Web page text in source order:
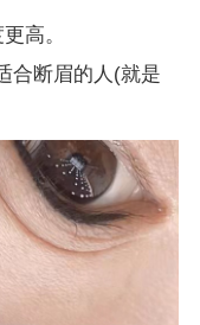
高。
合断眉的人(就是